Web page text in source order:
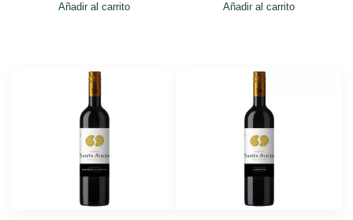
Añadir al carrito Añadir al carrito